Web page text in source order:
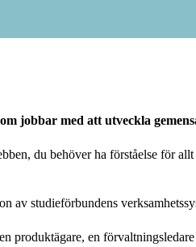
jobbar med att utveckla
du behöver ha förståelse för
studieförbundens
produktägare, en